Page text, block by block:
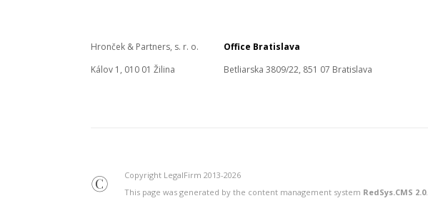
Hronček & Partners, s. r. o.
Kálov 1, 010 01 Žilina
Office Bratislava
Betliarska 3809/22, 851 07 Bratislava
©
Copyright LegalFirm 2013-2026
This page was generated by the content management system RedSys.CMS 2.0.